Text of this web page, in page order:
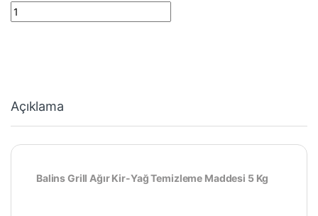
Balins Grill Ağır Kir-Yağ Temizleme Maddesi 5 Kg quantity
Açıklama
Balins Grill Ağır Kir-Yağ Temizleme Maddesi 5 Kg